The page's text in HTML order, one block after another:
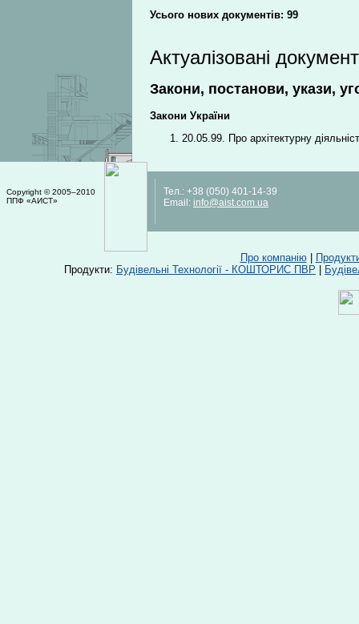
Усього нових документів: 99
Актуалізовані
Закони, постанови, укази,
Закони України
20.05.99. Про архітектурну
Copyright © 2005–2010
ППФ «АИСТ»
Тел.: +38 (050) 401-14-39
Email: info@aist.com.ua
Про компанію|
Продукти: Будівельні Технології - КОШТОРИС ПВР